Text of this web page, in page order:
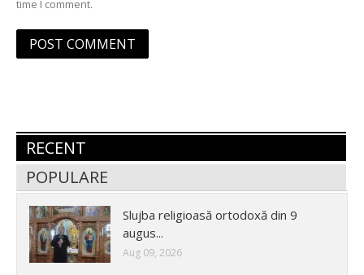
time I comment.
RECENT
POPULARE
Slujba religioasă ortodoxă din 9
augus...
Aug 09, 2026